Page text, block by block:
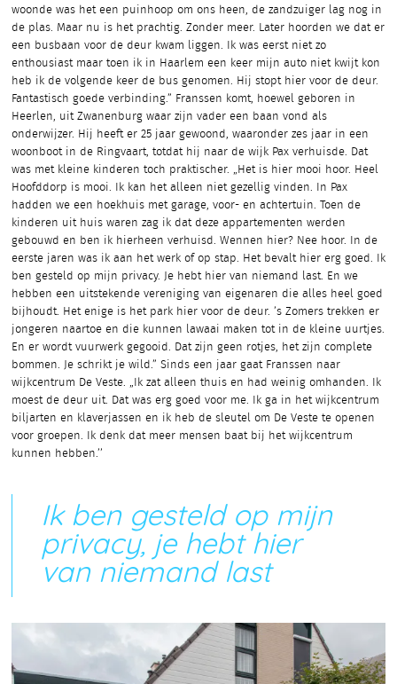
woonde was het een puinhoop om ons heen, de zandzuiger lag nog in
de plas. Maar nu is het prachtig. Zonder meer. Later hoorden we dat er
een busbaan voor de deur kwam liggen. Ik was eerst niet zo
enthousiast maar toen ik in Haarlem een keer mijn auto niet kwijt kon
heb ik de volgende keer de bus genomen. Hij stopt hier voor de deur.
Fantastisch goede verbinding.” Franssen komt, hoewel geboren in
Heerlen, uit Zwanenburg waar zijn vader een baan vond als
onderwijzer. Hij heeft er 25 jaar gewoond, waaronder zes jaar in een
woonboot in de Ringvaart, totdat hij naar de wijk Pax verhuisde. Dat
was met kleine kinderen toch praktischer. „Het is hier mooi hoor. Heel
Hoofddorp is mooi. Ik kan het alleen niet gezellig vinden. In Pax
hadden we een hoekhuis met garage, voor- en achtertuin. Toen de
kinderen uit huis waren zag ik dat deze appartementen werden
gebouwd en ben ik hierheen verhuisd. Wennen hier? Nee hoor. In de
eerste jaren was ik aan het werk of op stap. Het bevalt hier erg goed. Ik
ben gesteld op mijn privacy. Je hebt hier van niemand last. En we
hebben een uitstekende vereniging van eigenaren die alles heel goed
bijhoudt. Het enige is het park hier voor de deur. ’s Zomers trekken er
jongeren naartoe en die kunnen lawaai maken tot in de kleine uurtjes.
En er wordt vuurwerk gegooid. Dat zijn geen rotjes, het zijn complete
bommen. Je schrikt je wild.” Sinds een jaar gaat Franssen naar
wijkcentrum De Veste. „Ik zat alleen thuis en had weinig omhanden. Ik
moest de deur uit. Dat was erg goed voor me. Ik ga in het wijkcentrum
biljarten en klaverjassen en ik heb de sleutel om De Veste te openen
voor groepen. Ik denk dat meer mensen baat bij het wijkcentrum
kunnen hebben.’’
Ik ben gesteld op mijn
privacy, je hebt hier
van niemand last